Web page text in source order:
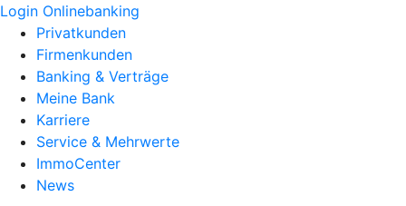
Login Onlinebanking
Privatkunden
Firmenkunden
Banking & Verträge
Meine Bank
Karriere
Service & Mehrwerte
ImmoCenter
News